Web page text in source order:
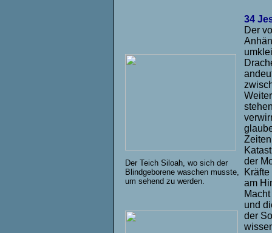
Der Teich Siloah, wo sich der
Blindgeborene waschen musste,
um sehend zu werden.
34
Der
der
am
und
der